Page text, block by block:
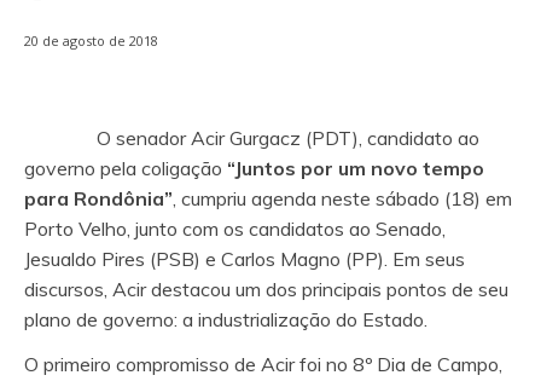
20 de agosto de 2018
O senador Acir Gurgacz (PDT), candidato ao
governo pela coligação “Juntos por um novo tempo
para Rondônia”, cumpriu agenda neste sábado (18) em
Porto Velho, junto com os candidatos ao Senado,
Jesualdo Pires (PSB) e Carlos Magno (PP). Em seus
discursos, Acir destacou um dos principais pontos de seu
plano de governo: a industrialização do Estado.
O primeiro compromisso de Acir foi no 8º Dia de Campo,